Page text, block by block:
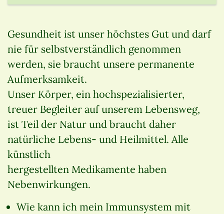
Gesundheit ist unser höchstes Gut und darf
nie für selbstverständlich genommen
werden, sie braucht unsere permanente
Aufmerksamkeit.
Unser Körper, ein hochspezialisierter,
treuer Begleiter auf unserem Lebensweg,
ist Teil der Natur und braucht daher
natürliche Lebens- und Heilmittel. Alle
künstlich
hergestellten Medikamente haben
Nebenwirkungen.
Wie kann ich mein Immunsystem mit